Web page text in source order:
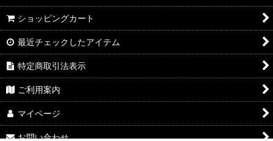
ショッピングカート
最近チェックしたアイテム
特定商取引法表示
ご利用案内
マイページ
お問い合わせ